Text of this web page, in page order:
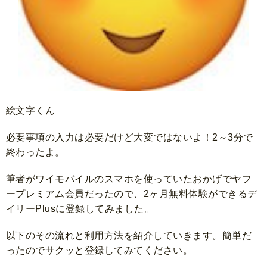
絵文字くん
必要事項の入力は必要だけど大変ではないよ！2～3分で
終わったよ。
筆者がワイモバイルのスマホを使っていたおかげでヤフ
ープレミアム会員だったので、2ヶ月無料体験ができるデ
イリーPlusに登録してみました。
以下のその流れと利用方法を紹介していきます。簡単だ
ったのでサクッと登録してみてください。